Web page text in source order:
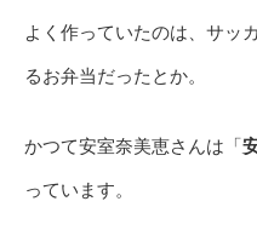
よく作っていたのは、サッ
るお弁当だったとか。
かつて安室奈美恵さんは「
っています。